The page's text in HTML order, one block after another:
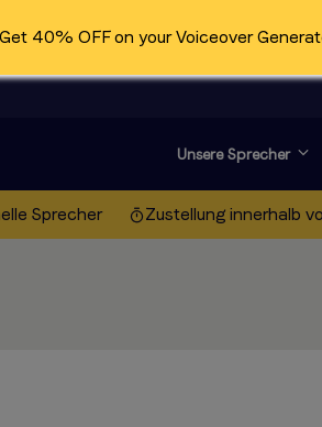
Get 40% OFF on your Voiceover
Unsere Sprecher
Sprecher Zustellung innerhalb